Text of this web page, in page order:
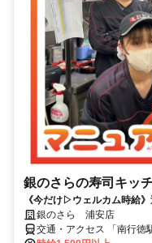
銀のさらの寿司キッ
《今だけ▷ウェルカム時給
銀のさら 浦安店
交通・アクセス 「南行徳